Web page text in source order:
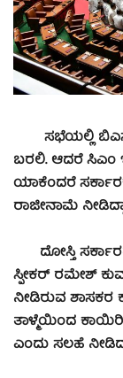
ಸಭೆಯಲ್ಲಿ
ಬರಲಿ. ಆದರೆ ಸಿಎಂ
ಯಾಕೆಂದರೆ
ರಾಜೀನಾಮೆ
ದೋಸ್ತಿ
ಸ್ಪೀಕರ್ ರಮೇಶ್
ನೀಡಿರುವ ಶಾಸಕರ
ತಾಳ್ಮೆಯಿಂದ
ಎಂದು ಸಲಹೆ